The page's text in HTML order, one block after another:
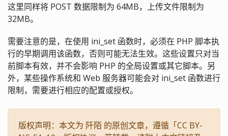
这里同样将 POST 数据限制为 64MB，上传文件限制为
32MB。
需要注意的是，在使用 ini_set 函数时，必须在 PHP 脚本执
行的早期调用该函数，否则可能无法生效。这些设置只对当
前脚本有效，并不会影响 PHP 的全局设置或其它脚本。另
外，某些操作系统和 Web 服务器可能会对 ini_set 函数进行
限制，需要进行相应的配置或授权。
版权声明：本文为 阡陌 的原创文章，遵循「CC BY-